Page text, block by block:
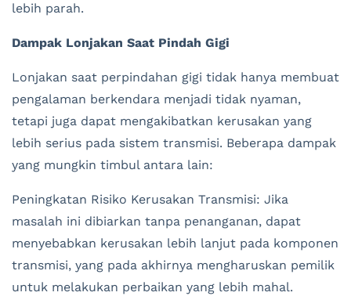
lebih parah.
Dampak Lonjakan Saat Pindah Gigi
Lonjakan saat perpindahan gigi tidak hanya membuat
pengalaman berkendara menjadi tidak nyaman,
tetapi juga dapat mengakibatkan kerusakan yang
lebih serius pada sistem transmisi. Beberapa dampak
yang mungkin timbul antara lain:
Peningkatan Risiko Kerusakan Transmisi: Jika
masalah ini dibiarkan tanpa penanganan, dapat
menyebabkan kerusakan lebih lanjut pada komponen
transmisi, yang pada akhirnya mengharuskan pemilik
untuk melakukan perbaikan yang lebih mahal.